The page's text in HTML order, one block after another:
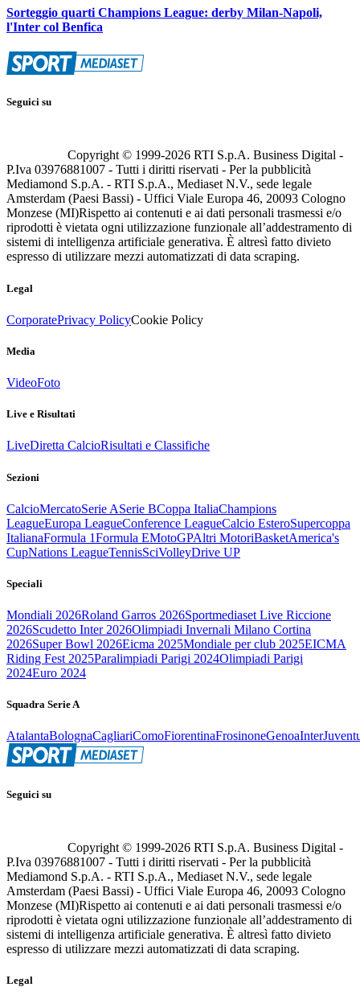
Sorteggio quarti Champions League: derby Milan-Napoli,
l'Inter col Benfica
Seguici su
Copyright © 1999-2026 RTI S.p.A. Business Digital -
P.Iva 03976881007 - Tutti i diritti riservati - Per la pubblicità
Mediamond S.p.A. - RTI S.p.A., Mediaset N.V., sede legale
Amsterdam (Paesi Bassi) - Uffici Viale Europa 46, 20093 Cologno
Monzese (MI)Rispetto ai contenuti e ai dati personali trasmessi e/o
riprodotti è vietata ogni utilizzazione funzionale all’addestramento di
sistemi di intelligenza artificiale generativa. È altresì fatto divieto
espresso di utilizzare mezzi automatizzati di data scraping.
Legal
CorporatePrivacy PolicyCookie Policy
Media
VideoFoto
Live e Risultati
LiveDiretta CalcioRisultati e Classifiche
Sezioni
CalcioMercatoSerie ASerie BCoppa ItaliaChampions
LeagueEuropa LeagueConference LeagueCalcio EsteroSupercoppa
ItalianaFormula 1Formula EMotoGPAltri MotoriBasketAmerica's
CupNations LeagueTennisSciVolleyDrive UP
Speciali
Mondiali 2026Roland Garros 2026Sportmediaset Live Riccione
2026Scudetto Inter 2026Olimpiadi Invernali Milano Cortina
2026Super Bowl 2026Eicma 2025Mondiale per club 2025EICMA
Riding Fest 2025Paralimpiadi Parigi 2024Olimpiadi Parigi
2024Euro 2024
Squadra Serie A
AtalantaBolognaCagliariComoFiorentinaFrosinoneGenoaInter
Seguici su
Copyright © 1999-2026 RTI S.p.A. Business Digital -
P.Iva 03976881007 - Tutti i diritti riservati - Per la pubblicità
Mediamond S.p.A. - RTI S.p.A., Mediaset N.V., sede legale
Amsterdam (Paesi Bassi) - Uffici Viale Europa 46, 20093 Cologno
Monzese (MI)Rispetto ai contenuti e ai dati personali trasmessi e/o
riprodotti è vietata ogni utilizzazione funzionale all’addestramento di
sistemi di intelligenza artificiale generativa. È altresì fatto divieto
espresso di utilizzare mezzi automatizzati di data scraping.
Legal